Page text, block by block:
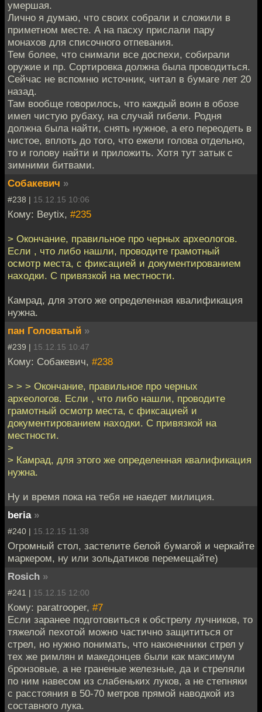
умершая.
Лично я думаю, что своих собрали и сложили в
приметном месте. А на пасху прислали пару
монахов для списочного отпевания.
Тем более, что снимали все доспехи, собирали
оружие и пр. Сортировка должна была проводиться.
Сейчас не вспомню источник, читал в бумаге лет 20
назад.
Там вообще говорилось, что каждый воин в обозе
имел чистую рубаху, на случай гибели. Родня
должна была найти, снять нужное, а его переодеть в
чистое, вплоть до того, что ежели голова отдельно,
то и голову найти и приложить. Хотя тут затык с
зимними битвами.
Собакевич »
#238 | 15.12.15 10:06
Кому: Beytix, #235
> Окончание, правильное про черных археологов.
Если , что либо нашли, проводите грамотный
осмотр места, с фиксацией и документированием
находки. С привязкой на местности.
Камрад, для этого же определенная квалификация
нужна.
пан Головатый »
#239 | 15.12.15 10:47
Кому: Собакевич, #238
> > > Окончание, правильное про черных
археологов. Если , что либо нашли, проводите
грамотный осмотр места, с фиксацией и
документированием находки. С привязкой на
местности.
>
> Камрад, для этого же определенная квалификация
нужна.
Ну и время пока на тебя не наедет милиция.
beria »
#240 | 15.12.15 11:38
Огромный стол, застелите белой бумагой и черкайте
маркером, ну или зольдатиков перемещайте)
Rosich »
#241 | 15.12.15 12:00
Кому: paratrooper, #7
Если заранее подготовиться к обстрелу лучников, то
тяжелой пехотой можно частично защититься от
стрел, но нужно понимать, что наконечники стрел у
тех же римлян и македонцев были как максимум
бронзовые, а не граненые железные, да и стреляли
по ним навесом из слабеньких луков, а не степняки
с расстояния в 50-70 метров прямой наводкой из
составного лука.